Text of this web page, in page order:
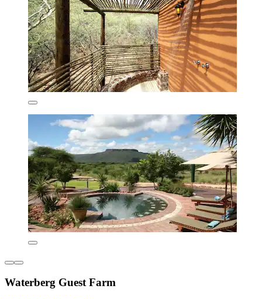
Waterberg Guest Farm